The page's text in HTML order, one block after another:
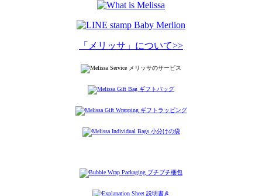
「メリッサ」について>>